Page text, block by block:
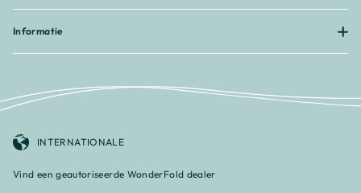
Informatie
INTERNATIONALE
Vind een geautoriseerde WonderFold dealer